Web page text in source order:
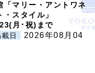
「マリー・アントワネ
・スタイル」
月･祝)まで
日
2026年08月04